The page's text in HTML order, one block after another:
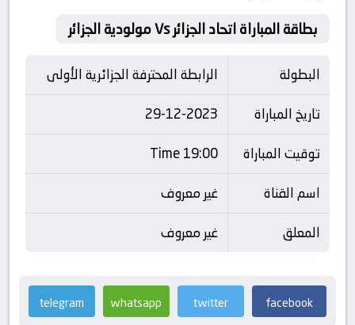
بطاقة المباراة اتحاد الجزائر Vs مولودية الجزائر
البطولة
الرابطة المحترفة الجزائرية الأولى
تاريخ المباراة
29-12-2023
توقيت المباراة
19:00 Time
اسم القناة
غير معروف
المعلق
غير معروف
facebook
twitter
whatsapp
telegram